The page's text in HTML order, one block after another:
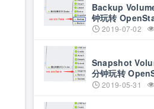
Backup
钟玩转
2019-07-02
Snapshot
分钟玩转
2019-05-31